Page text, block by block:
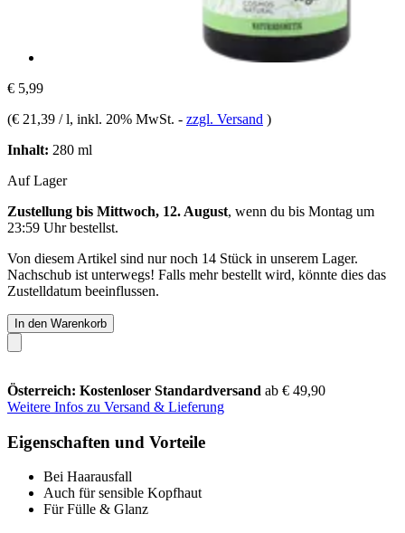
€ 5,99
(€ 21,39 / l, inkl. 20% MwSt. - zzgl. Versand )
Inhalt: 280 ml
Auf Lager
Zustellung bis Mittwoch, 12. August, wenn du bis Montag um
23:59 Uhrbestellst.
Von diesem Artikel sind nur noch 14 Stück in unserem Lager.
Nachschub ist unterwegs! Falls mehr bestellt wird, könnte dies das
Zustelldatum beeinflussen.
In den Warenkorb
Österreich: Kostenloser Standardversand ab € 49,90
Weitere Infos zu Versand & Lieferung
Eigenschaften und Vorteile
Bei Haarausfall
Auch für sensible Kopfhaut
Für Fülle & Glanz